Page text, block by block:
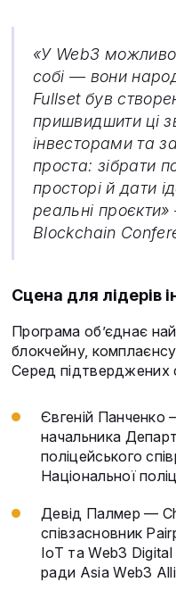
«У Web3
собі — вони
Fullset був
пришвидшити ці
інвесторами та
проста: зібрати
просторі й дати
реальні
Blockchain
Сцена для лідерів
Програма об’єднає
блокчейну,
Серед підтверджених
Євгеній Панченко
начальника
поліцейського
Національної
Девід Палмер —
співзасновник
IoT та Web3
ради Asia Web3